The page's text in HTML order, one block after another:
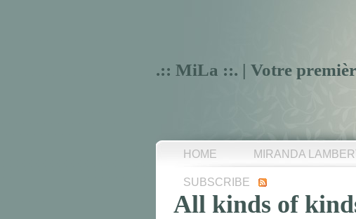
.:: MiLa ::. | Votre
HOME MIRANDA
SUBSCRIBE
All kinds of